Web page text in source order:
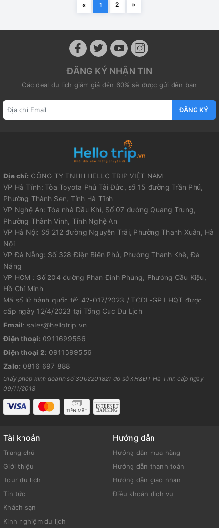
« 1 2 »
ĐĂNG KÝ NHẬN TIN
Các deal du lịch giảm giá đến 60% sẽ được gửi đến bạn
ĐĂNG KÝ
Địa chỉ: CÔNG TY TNHH HELLO TRIP VIỆT NAM
VP Hà Tĩnh: Tòa Toyota Phú Tài Đức, số 15 đường Trần Phú,
Phường Thành Sen, Tỉnh Hà Tĩnh
VP Nghệ An: Tòa nhà Dầu Khí, Số 07 đường Quang Trung,
Phường Thành Vinh, Tỉnh Nghệ An
VP Hà Nội: Số 212 đường Nguyễn Trãi, Phường Thanh Xuân, Hà
Nội
VP Đà Nẵng: Số 328 Điện Biên Phủ, Phường Thanh Khê, Đà
Nẵng
VP HCM : Số 204 đường Phan Đình Phùng, Phường Cầu Kiệu,
Hồ Chí Minh
Mã số lữ hành quốc tế: 42-017/2023 / TCDL-GP LHQT được
cấp ngày 12/4/2023 tại Tổng Cục Du Lịch
Email: sales@hellotrip.vn
Điện thoại: 0911699556
Điện thoại 2: 0911699556
Zalo: 0816 697 888
Giấy phép kinh doanh số 3002201821 do sở KH&ĐT Hà Tĩnh cấp ngày
09/11/2018
Tài khoản
Trang chủ
Giới thiệu
Tour du lịch
Tin tức
Khách sạn
Kinh nghiệm du lịch
Hướng dẫn
Hướng dẫn mua hàng
Hướng dẫn thanh toán
Hướng dẫn giao nhận
Điều khoản dịch vụ